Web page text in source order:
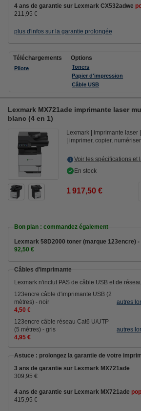
4 ans de garantie sur Lexmark CX532adwe
211,95 €
plus d'infos sur la garantie prolongée
Téléchargements
Pilote
Options
Toners
Papier d'impression
Câble USB
Lexmark MX721ade imprimante laser
blanc (4 en 1)
Lexmark imprimante laser
imprimer, copier,
Voir les spécifications et
En stock
1 917,50 €
Bon plan : commandez également
Lexmark 58D2000 toner (marque 123encre) -
92,50 €
Câbles d'imprimante
Lexmark n'inclut PAS de câble USB et de
123encre câble d'imprimante USB (2
mètres) - noir
4,50 €
autres
123encre câble réseau Cat6 U/UTP
(5 mètres) - gris
4,95 €
autres
Astuce : prolongez la garantie de votre
3 ans de garantie sur Lexmark MX721ade
309,95 €
4 ans de garantie sur Lexmark MX721ade
415,95 €